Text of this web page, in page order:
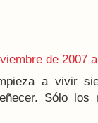
de 2007
a vivir
Sólo